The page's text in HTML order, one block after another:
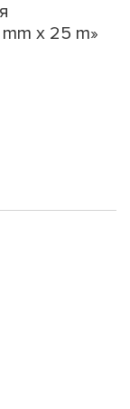
x 25 m»